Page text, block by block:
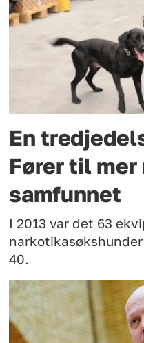
En
Fører til mer
samfunnet
I 2013 var det 63
40.